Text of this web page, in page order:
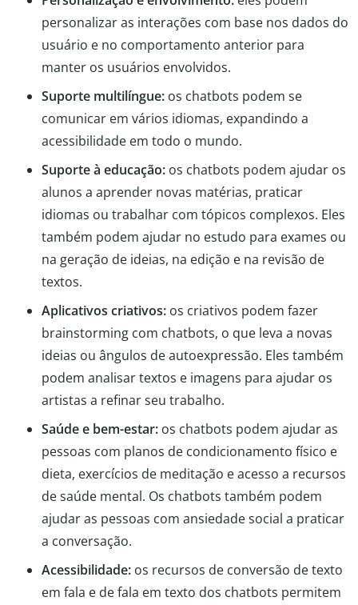
personalizar as interações com base nos dados do
usuário e no comportamento anterior para
manter os usuários envolvidos.
Suporte multilíngue: os chatbots podem se
comunicar em vários idiomas, expandindo a
acessibilidade em todo o mundo.
Suporte à educação: os chatbots podem ajudar os
alunos a aprender novas matérias, praticar
idiomas ou trabalhar com tópicos complexos. Eles
também podem ajudar no estudo para exames ou
na geração de ideias, na edição e na revisão de
textos.
Aplicativos criativos: os criativos podem fazer
brainstorming com chatbots, o que leva a novas
ideias ou ângulos de autoexpressão. Eles também
podem analisar textos e imagens para ajudar os
artistas a refinar seu trabalho.
Saúde e bem-estar: os chatbots podem ajudar as
pessoas com planos de condicionamento físico e
dieta, exercícios de meditação e acesso a recursos
de saúde mental. Os chatbots também podem
ajudar as pessoas com ansiedade social a praticar
a conversação.
Acessibilidade: os recursos de conversão de texto
em fala e de fala em texto dos chatbots permitem